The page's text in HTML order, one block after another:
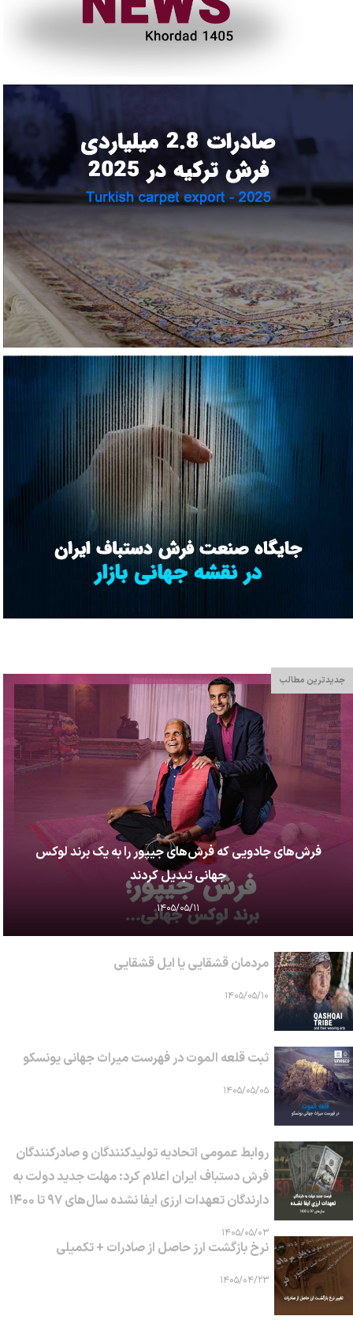
جدیدترین مطالب
فرش‌های جادویی که فرش‌های جیپور را به یک برند لوکس
جهانی تبدیل کردند
۱۴۰۵/۰۵/۱۱
مردمان قشقایی یا ایل قشقایی
۱۴۰۵/۰۵/۱۰
ثبت قلعه الموت در فهرست میراث جهانی یونسکو
۱۴۰۵/۰۵/۰۵
روابط عمومی اتحادیه تولیدکنندگان و صادرکنندگان
فرش دستباف ایران اعلام کرد: مهلت جدید دولت به
دارندگان تعهدات ارزی ایفا نشده سال‌های ۹۷ تا ۱۴۰۰
۱۴۰۵/۰۵/۰۳
نرخ بازگشت ارز حاصل از صادرات + تکمیلی
۱۴۰۵/۰۴/۲۳